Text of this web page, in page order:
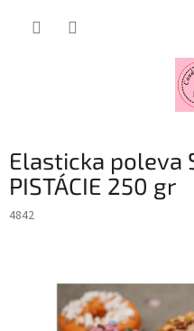
Elasticka poleva
PISTÁCIE 250 gr
4842